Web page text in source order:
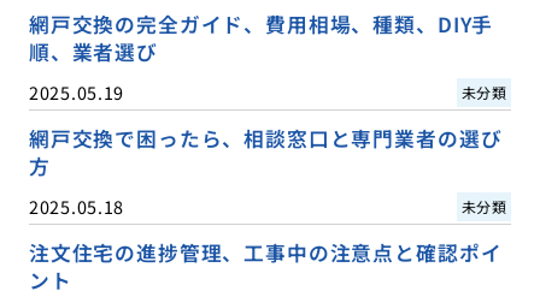
網戸交換の完全ガイド、費用相場、種類、DIY手
順、業者選び
2025.05.19 未分類
網戸交換で困ったら、相談窓口と専門業者の選び
方
2025.05.18 未分類
注文住宅の進捗管理、工事中の注意点と確認ポイ
ント